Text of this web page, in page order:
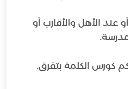
عند الأهل والأقارب أو